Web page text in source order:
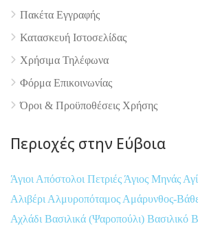
Πακέτα Εγγραφής
Κατασκευή Ιστοσελίδας
Χρήσιμα Τηλέφωνα
Φόρμα Επικοινωνίας
Όροι & Προϋποθέσεις Xρήσης
Περιοχές στην Εύβοια
Άγιοι Απόστολοι Πετριές Άγιος Μηνάς
Αλιβέρι Αλμυροπόταμος Αμάρυνθος-
Αχλάδι Βασιλικά (Ψαροπούλι) Βασιλικό